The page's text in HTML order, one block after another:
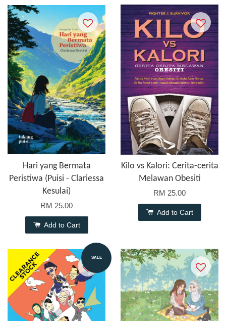
Hari yang Bermata
Peristiwa (Puisi - Clariessa
Kesulai)
RM 25.00
Add to Cart
Kilo vs Kalori: Cerita-cerita
Melawan Obesiti
RM 25.00
Add to Cart
SALE